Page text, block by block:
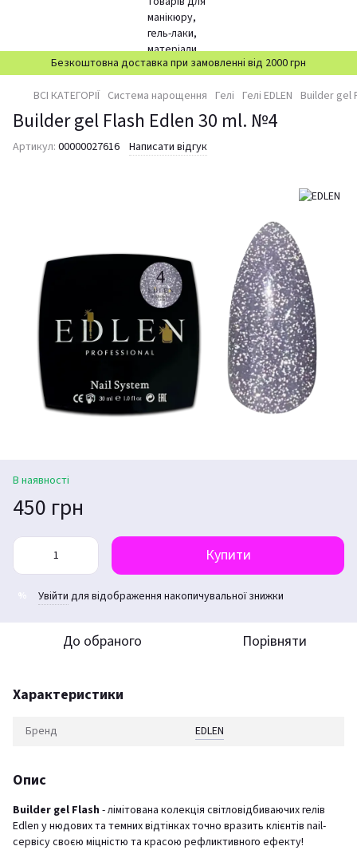
Безкоштовна доставка при замовленні від 2000 грн
ВСІ КАТЕГОРІЇ Система нарощення Гелі Гелі EDLEN Builder gel
Builder gel Flash Edlen 30 ml. №4
Артикул: 00000027616 Написати відгук
В наявності
450 грн
Купити
Увійти для відображення накопичувальної знижки
До обраного Порівняти
Характеристики
Бренд EDLEN
Опис
Builder gel Flash - лімітована колекція світловідбиваючих гелів
Edlen у нюдових та темних відтінках точно вразить клієнтів nail-
сервісу своєю міцністю та красою рефликтивного ефекту!